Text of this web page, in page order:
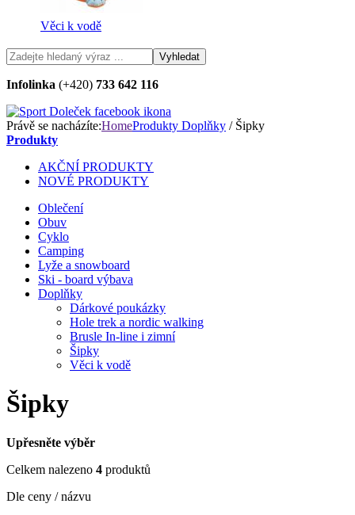
Věci k vodě
Infolinka (+420) 733 642 116
Právě se nacházíte:HomeProdukty Doplňky / Šipky
Produkty
AKČNÍ PRODUKTY
NOVÉ PRODUKTY
Oblečení
Obuv
Cyklo
Camping
Lyže a snowboard
Ski - board výbava
Doplňky
Dárkové poukázky
Hole trek a nordic walking
Brusle In-line i zimní
Šipky
Věci k vodě
Šipky
Upřesněte výběr
Celkem nalezeno 4 produktů
Dle ceny / názvu